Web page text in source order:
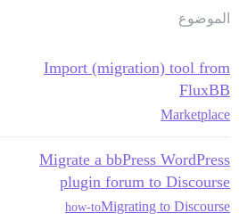
الموضوع
Import (migration) tool from
FluxBB
Marketplace
Migrate a bbPress WordPress
plugin forum to Discourse
Migrating to Discourse
how-to